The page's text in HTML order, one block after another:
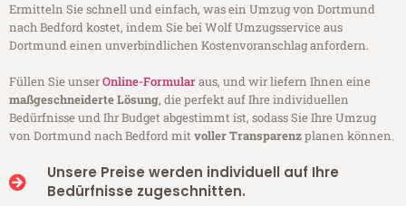
Ermitteln Sie schnell und einfach, was ein Umzug von Dortmund
nach Bedford kostet, indem Sie bei Wolf Umzugsservice aus
Dortmund einen unverbindlichen Kostenvoranschlag anfordern.
Füllen Sie unserOnline-Formularaus, und wir liefern Ihnen eine
maßgeschneiderte Lösung, die perfekt auf Ihre individuellen
Bedürfnisse und Ihr Budget abgestimmt ist, sodass Sie Ihre Umzug
von Dortmund nach Bedford mitvoller Transparenzplanen können.
Unsere Preise werden individuell auf Ihre
Bedürfnisse zugeschnitten.